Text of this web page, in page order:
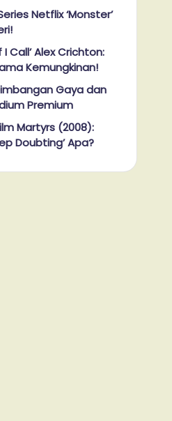
Netflix ‘Monster’
Call’ Alex Crichton:
Kemungkinan!
Gaya dan
Premium
Martyrs (2008):
Doubting’ Apa?